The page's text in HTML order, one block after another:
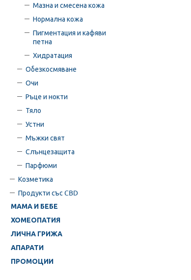
Мазна и смесена кожа
Нормална кожа
Пигментация и кафяви
петна
Хидратация
Обезкосмяване
Очи
Ръце и нокти
Тяло
Устни
Мъжки свят
Слънцезащита
Парфюми
Козметика
Продукти със CBD
МАМА И БЕБЕ
ХОМЕОПАТИЯ
ЛИЧНА ГРИЖА
АПАРАТИ
ПРОМОЦИИ